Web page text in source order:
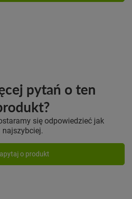
pytań o ten
się odpowiedzieć jak
najszybciej.
o produkt